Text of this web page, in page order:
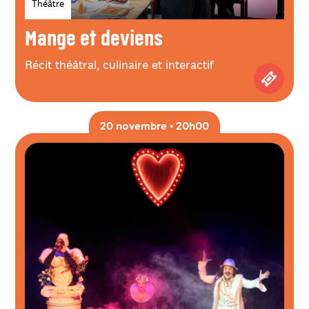
Mange et deviens
Théâtre
Récit théâtral, culinaire et interactif
20 novembre • 20h00